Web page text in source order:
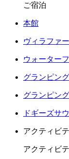
ご宿泊
本館
ヴィラファ
ウォーター
グランピン
グランピン
ドギーズサ
アクティビ
アクティビ